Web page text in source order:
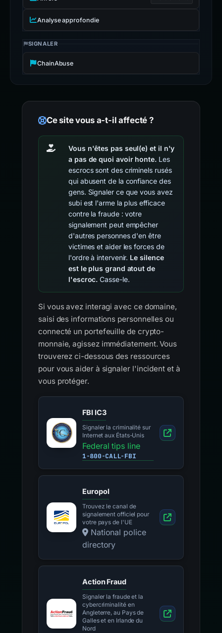
Analyse approfondie
SIGNALER
ChainAbuse
Ce site vous a-t-il affecté ?
Vous n'êtes pas seul(e) et il n'y
a pas de quoi avoir honte.Les
escrocs sont des criminels rusés
qui abusent de la confiance des
gens. Signaler ce que vous avez
subi est l'arme la plus efficace
contre la fraude : votre
signalement peut empêcher
d'autres personnes d'en être
victimes et aider les forces de
l'ordre à intervenir. Le silence
est le plus grand atout de
l'escroc. Casse-le.
Si vous avez interagi avec ce domaine,
saisi des informations personnelles ou
connecté un portefeuille de crypto-
monnaie, agissez immédiatement. Vous
trouverez ci-dessous des ressources
pour vous aider à signaler l'incident et à
vous protéger.
FBI IC3
Signaler la criminalité sur
Internet aux États-Unis
Federal tips line
1-800-CALL-FBI
Europol
Trouvez le canal de
signalement officiel pour
votre pays de l'UE
National police
directory
Action Fraud
Signaler la fraude et la
cybercriminalité en
Angleterre, au Pays de
Galles et en Irlande du
Nord